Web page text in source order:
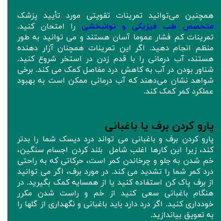
همچنین می‌توانید تمرینات تقویتی مورد تأیید پزشک
متخصص طب فیزیکی و توانبخشی را امتحان کنید.
تمرینات کم فشار عموما آسان هستند و می توانید به طور
منظم انجام دهید. اگر این تمرینات همچنان آزار دهنده
هستند، آب درمانی را با قدم زدن در استخر شروع کنید.
شناور بودن در آب به کاهش درد مفاصل کمک می کند. برخی
شواهد نشان می‌دهند که آب درمانی ممکن است به بهبود
عملکرد کمر کمک کند.
پارو کردن برف یا باغبانی
پارو کردن برف و باغبانی می تواند درد دیسک شما را بدتر
کند، زیرا این کارها اغلب شامل بلند کردن اجسام سنگین،
خم شدن به جلو و چرخاندن کمر است، حرکاتی که به راحتی
درد کمر شما را تشدید می کند. در مورد برف، اگر می توانید
از برف پاک کن استفاده کنید یا از همسایه کمک بگیرید. در
هنگام باغبانی سعی کنید از خم و راست شدن مکرر
خودداری کنید. اگر درد دارد باید باغبانی و نگهداری از گلها را
به تعویق بیاندازید.